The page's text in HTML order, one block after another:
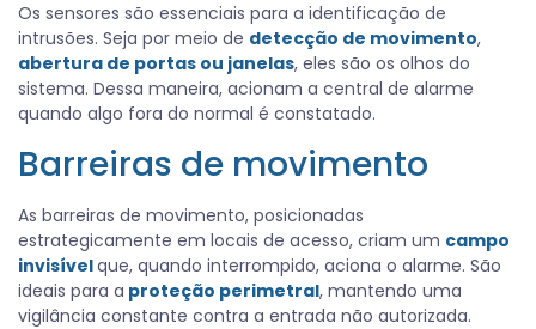
Os sensores são essenciais para a identificação de
intrusões. Seja por meio de detecção de movimento,
abertura de portas ou janelas, eles são os olhos do
sistema. Dessa maneira, acionam a central de alarme
quando algo fora do normal é constatado.
Barreiras de movimento
As barreiras de movimento, posicionadas
estrategicamente em locais de acesso, criam um campo
invisívelque, quando interrompido, aciona o alarme. São
ideais para a proteção perimetral, mantendo uma
vigilância constante contra a entrada não autorizada.